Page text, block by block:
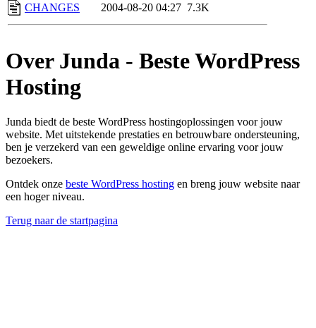
CHANGES
2004-08-20 04:27 7.3K
Over Junda - Beste WordPress
Hosting
Junda biedt de beste WordPress hostingoplossingen voor jouw
website. Met uitstekende prestaties en betrouwbare ondersteuning,
ben je verzekerd van een geweldige online ervaring voor jouw
bezoekers.
Ontdek onze beste WordPress hosting en breng jouw website naar
een hoger niveau.
Terug naar de startpagina